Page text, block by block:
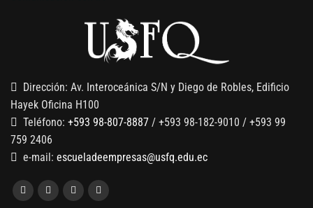
Gobernanza de datos
Finanzas para no financieros
Dirección: Av. Interoceánica S/N y Diego de Robles, Edificio
Hayek Oficina H100
Teléfono: +593 98-807-8887 / +593 98-182-9010 / +593 99
759 2406
e-mail: escueladeempresas@usfq.edu.ec